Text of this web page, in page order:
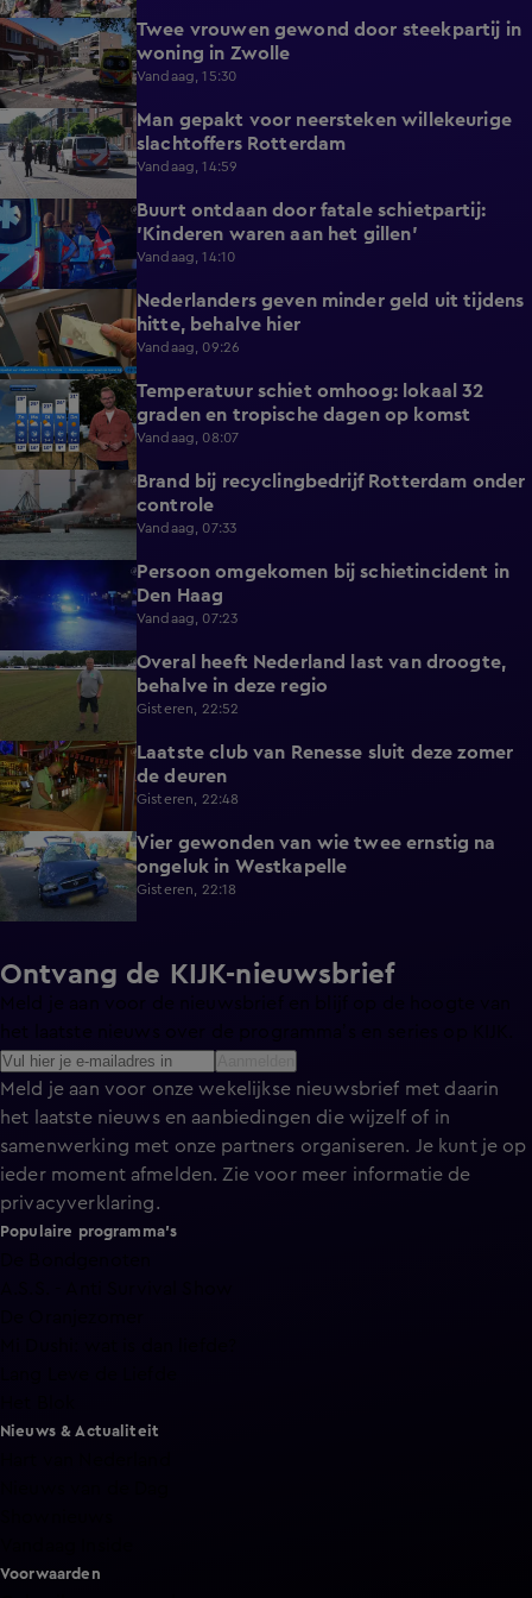
0:45
Twee vrouwen gewond door steekpartij in
woning in Zwolle
Vandaag, 15:30
0:27
Man gepakt voor neersteken willekeurige
slachtoffers Rotterdam
Vandaag, 14:59
0:59
Buurt ontdaan door fatale schietpartij:
'Kinderen waren aan het gillen'
Vandaag, 14:10
0:58
Nederlanders geven minder geld uit tijdens
hitte, behalve hier
Vandaag, 09:26
1:03
Temperatuur schiet omhoog: lokaal 32
graden en tropische dagen op komst
Vandaag, 08:07
0:36
Brand bij recyclingbedrijf Rotterdam onder
controle
Vandaag, 07:33
Persoon omgekomen bij schietincident in
Den Haag
Vandaag, 07:23
1:54
Overal heeft Nederland last van droogte,
behalve in deze regio
Gisteren, 22:52
2:08
Laatste club van Renesse sluit deze zomer
de deuren
Gisteren, 22:48
0:30
Vier gewonden van wie twee ernstig na
ongeluk in Westkapelle
Gisteren, 22:18
Ontvang de KIJK-nieuwsbrief
Meld je aan voor de nieuwsbrief en blijf op de hoogte van
Meld je aan voor onze wekelijkse nieuwsbrief met daarin
het laatste nieuws en aanbiedingen die wijzelf of in
samenwerking met onze partners organiseren. Je kunt je op
ieder moment afmelden. Zie voor meer informatie de
privacyverklaring.
Populaire programma's
Nieuws & Actualiteit
Voorwaarden